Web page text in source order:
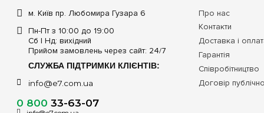
м. Київ пр. Любомира Гузара 6
Пн-Пт з 10:00 до 19:00
Сб | Нд: вихідний
Прийом замовлень через сайт: 24/7
СЛУЖБА ПІДТРИМКИ КЛІЄНТІВ:
info@e7.com.ua
0 800 33-63-07
Про нас
Контакти
Доставка і
Гарантія
Співробітництво
Договір